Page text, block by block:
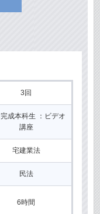
3回
成本科生 ：ビデオ
講座
宅建業法
民法
6時間